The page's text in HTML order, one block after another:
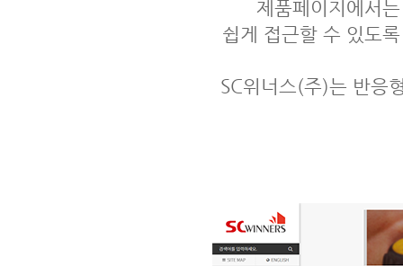
제품페이지에서
쉽게 접근할 수 있도
SC위너스(주)는 반응